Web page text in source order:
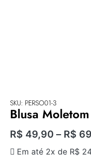
SKU: PERSO01-3
Blusa
R$ 49,90 – R$
Em até 2x de R$